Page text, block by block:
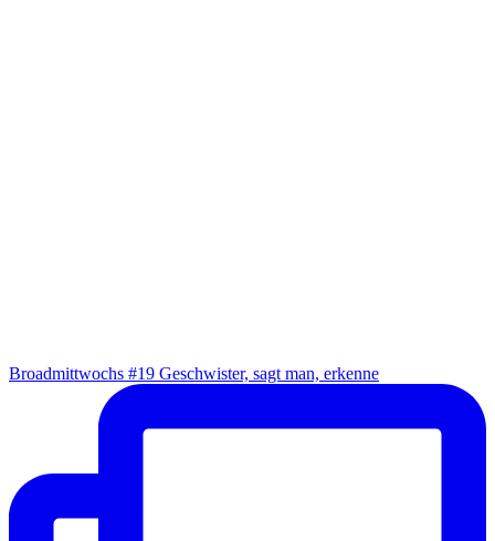
Broad­mitt­wochs #19 Geschwis­ter, sagt man, erkenne